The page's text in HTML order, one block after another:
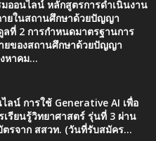
ออนไลน์ หลักสูตรการดำเนินงาน
ยในสถานศึกษาด้วยปัญญา
ลที่ 2 การกำหนดมาตรฐานการ
ยของสถานศึกษาด้วยปัญญา
หาคม...
ลน์ การใช้ Generative AI เพื่อ
เรียนรู้วิทยาศาสตร์ รุ่นที่ 3 ผ่าน
รจาก สสวท. (วันที่รับสมัคร...